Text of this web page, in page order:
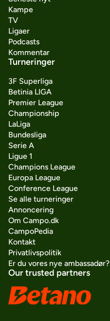
Kampe
TV
Ligaer
Podcasts
Kommentar
Turneringer
3F Superliga
Betinia LIGA
Premier League
Championship
LaLiga
Bundesliga
Serie A
Ligue 1
Champions League
Europa League
Conference League
Se alle turneringer
Annoncering
Om Campo.dk
CampoPedia
Kontakt
Privatlivspolitik
Er du vores nye ambassadør?
Our trusted partners